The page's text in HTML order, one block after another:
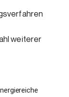
weiterer